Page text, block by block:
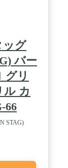
ッグ
バー
グリ
ル カ
66
STAG)